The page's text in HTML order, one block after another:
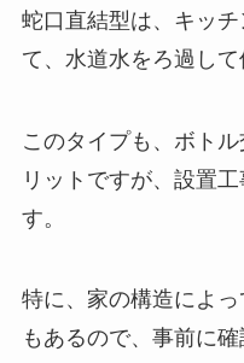
蛇口直結型は、キッ
て、水道水をろ過して
このタイプも、ボト
リットですが、設置
す。
特に、家の構造によ
もあるので、事前に